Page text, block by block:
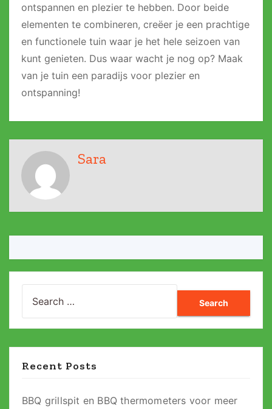
ontspannen en plezier te hebben. Door beide
elementen te combineren, creëer je een prachtige
en functionele tuin waar je het hele seizoen van
kunt genieten. Dus waar wacht je nog op? Maak
van je tuin een paradijs voor plezier en
ontspanning!
Sara
for:
Recent Posts
BBQ grillspit en BBQ thermometers voor meer